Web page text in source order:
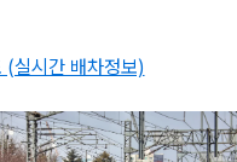
실시간 배차정보)